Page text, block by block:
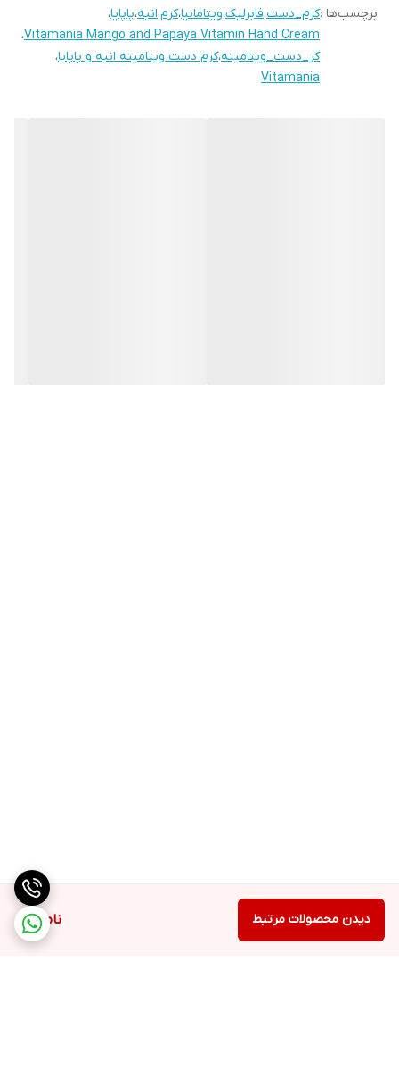
ناموجود دیدن محصولات مرتبط
• بافت مرطوب کننده سبک
• رایحه گرمسیری درخشان انبه و پاپایا
برچسب‌ها :کرم_دست،فابرلیک،ویتامانیا،کرم،انبه،پاپایا،
Vitamania Mango and Papaya Vitamin Hand Cream،
کر_دست_ویتامینه،کرم دست ویتامینه انبه و پاپایا،
Vitamania